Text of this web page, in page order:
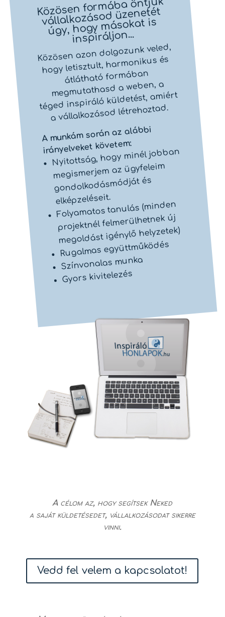
Közösen formába öntjük
vállalkozásod üzenetét
úgy, hogy másokat is
inspiráljon...
Közösen azon dolgozunk veled,
hogy letisztult, harmonikus és
átlátható formában
megmutathasd a weben, a
téged inspiráló küldetést, amiért
a vállalkozásod létrehoztad.
A munkám során az alábbi
irányelveket követem:
Nyitottság, hogy minél jobban
megismerjem az ügyfeleim
gondolkodásmódját és
elképzeléseit.
Folyamatos tanulás (minden
projektnél felmerülhetnek új
megoldást igénylő helyzetek)
Rugalmas együttműködés
Színvonalas munka
Gyors kivitelezés
A célom az, hogy segítsek Neked
a saját küldetésedet, vállalkozásodat sikerre
vinni.
Vedd fel velem a kapcsolatot!